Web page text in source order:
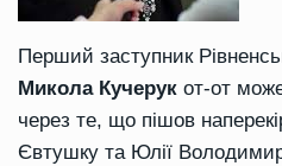
Перший заступник
Микола Кучерук от-от
через те, що пішов
Євтушку та Юлії